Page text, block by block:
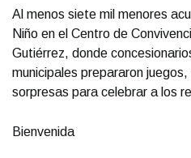
Al menos siete mil menores
Niño en el Centro de
Gutiérrez, donde
municipales prepararon
sorpresas para celebrar a los
Bienvenida